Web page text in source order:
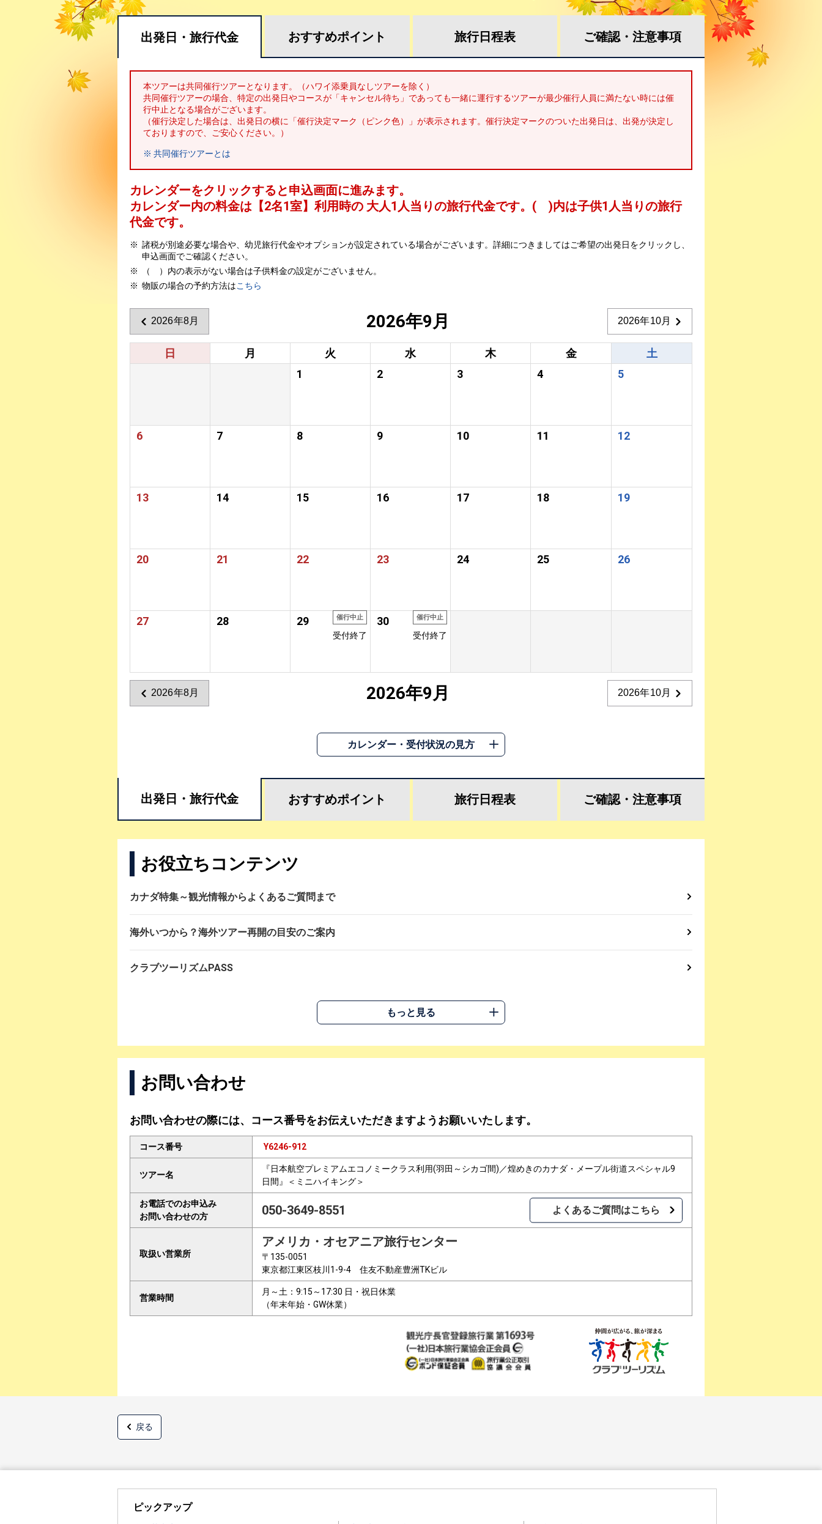
出発日・ 旅行代金 おすすめポイント 旅行日程表 ご確認・ 注意事項
本ツアーは共同催行ツアーとなります。（ハワイ添乗員なしツアーを除く）
共同催行ツアーの場合、特定の出発日やコースが「キャンセル待ち」であっても一緒に運行するツアーが最少催行人員に満たない時には催
行中止となる場合がございます。
（催行決定した場合は、出発日の横に「催行決定マーク（ピンク色）」が表示されます。催行決定マークのついた出発日は、出発が決定し
ておりますので、ご安心ください。）
※ 共同催行ツアーとは
カレンダーをクリックすると申込画面に進みます。
カレンダー内の料金は 【2名1室】利用時の 大人1人当りの旅行代金です。 ( )内は子供1人当りの旅行
代金です。
諸税が別途必要な場合や、幼児旅行代金やオプションが設定されている場合がございます。詳細につきましてはご希望の出発日をクリックし、
申込画面でご確認ください。
（ ）内の表示がない場合は子供料金の設定がございません。
物販の場合の予約方法はこちら
2026年8月 2026年9月 2026年10月
日 月 火 水 木 金
土
1
2 3 4 5
6 7 8 9 10 11 12
13 14 15 16 17 18 19
20 21 22 23 24 25 26
27 28 29 催行中止
受付終了
30 催行中止
受付終了
2026年8月 2026年9月 2026年10月
カレンダー・受付状況の見方
出発日・ 旅行代金 おすすめポイント 旅行日程表 ご確認・ 注意事項
お役立ちコンテンツ
カナダ特集～観光情報からよくあるご質問まで
海外いつから？海外ツアー再開の目安のご案内
クラブツーリズムPASS
もっと見る
お問い合わせ
お問い合わせの際には、コース番号をお伝えいただきますようお願いいたします。
コース番号 Y6246-912
ツアー名
『日本航空プレミアムエコノミークラス利用(羽田～シカゴ間)／煌めきのカナダ・メープル街道スペシャル9
日間』＜ミニハイキング＞
お電話でのお申込み
お問い合わせの方
050-3649-8551 よくあるご質問はこちら
取扱い営業所
アメリカ・オセアニア旅行センター
〒135-0051
東京都江東区枝川1-9-4 住友不動産豊洲TKビル
営業時間
月～土：9:15～17:30 日・祝日休業
（年末年始・GW休業）
戻る
ピックアップ